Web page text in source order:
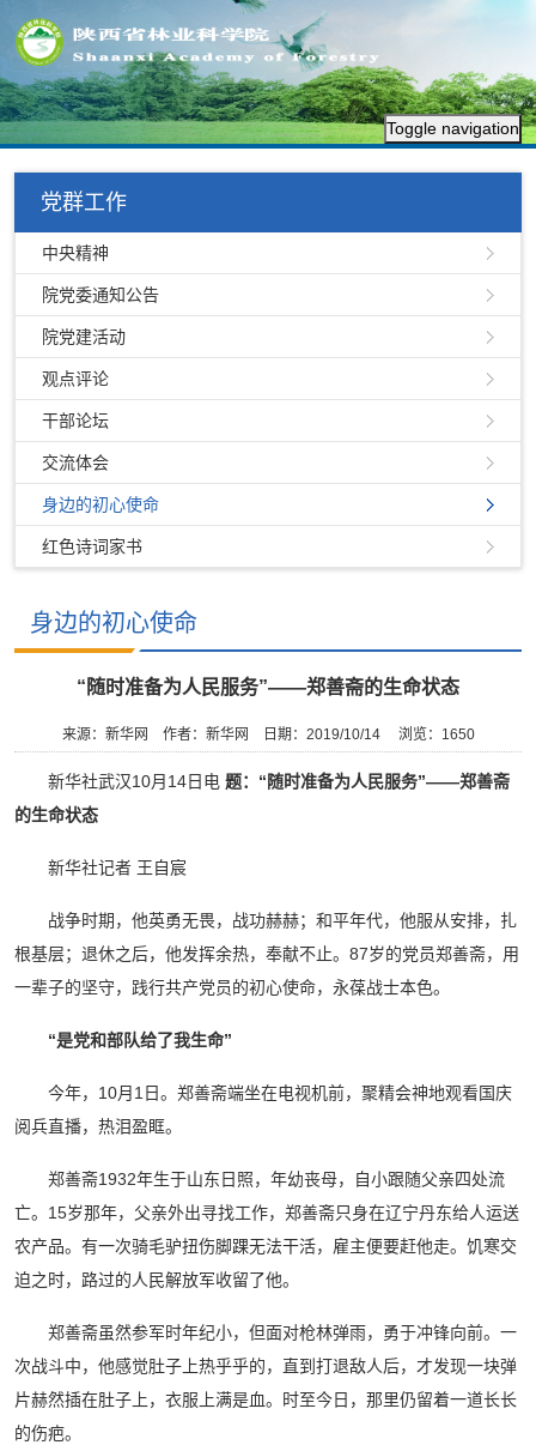
Toggle navigation
党群工作
中央精神
院党委通知公告
院党建活动
观点评论
干部论坛
交流体会
身边的初心使命
红色诗词家书
身边的初心使命
“随时准备为人民服务”——郑善斋的生命状态
来源：新华网 作者：新华网 日期：2019/10/14 浏览： 1650
新华社武汉10月14日电 题：“随时准备为人民服务”——郑善斋
的生命状态
新华社记者 王自宸
战争时期，他英勇无畏，战功赫赫；和平年代，他服从安排，扎
根基层；退休之后，他发挥余热，奉献不止。87岁的党员郑善斋，用
一辈子的坚守，践行共产党员的初心使命，永葆战士本色。
“是党和部队给了我生命”
今年，10月1日。郑善斋端坐在电视机前，聚精会神地观看国庆
阅兵直播，热泪盈眶。
郑善斋1932年生于山东日照，年幼丧母，自小跟随父亲四处流
亡。15岁那年，父亲外出寻找工作，郑善斋只身在辽宁丹东给人运送
农产品。有一次骑毛驴扭伤脚踝无法干活，雇主便要赶他走。饥寒交
迫之时，路过的人民解放军收留了他。
郑善斋虽然参军时年纪小，但面对枪林弹雨，勇于冲锋向前。一
次战斗中，他感觉肚子上热乎乎的，直到打退敌人后，才发现一块弹
片赫然插在肚子上，衣服上满是血。时至今日，那里仍留着一道长长
的伤疤。